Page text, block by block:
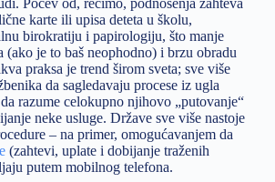
karte ili upisa deteta u školu,
birokratiju i papirologiju, što manje
(ako je to baš neophodno) i brzu obradu
praksa je trend širom sveta; sve više
da sagledavaju procese iz ugla
razume celokupno njihovo „putovanje“
neke usluge. Države sve više nastoje
– na primer, omogućavanjem da
(zahtevi, uplate i dobijanje traženih
putem mobilnog telefona.